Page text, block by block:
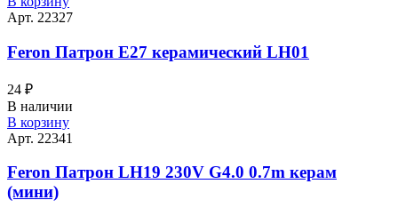
Арт. 22327
Feron Патрон Е27 керамический LH01
24 ₽
В наличии
В корзину
Арт. 22341
Feron Патрон LH19 230V G4.0 0.7m керам
(мини)